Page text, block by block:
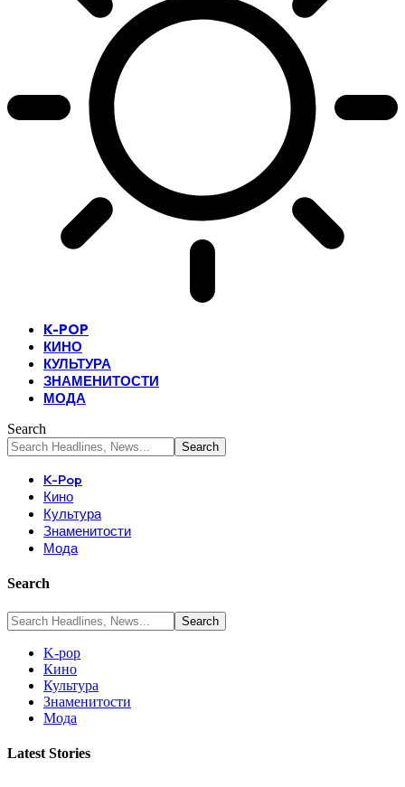
K-POP
КИНО
КУЛЬТУРА
ЗНАМЕНИТОСТИ
МОДА
Search
K-Pop
Кино
Культура
Знаменитости
Мода
Search
K-pop
Кино
Культура
Знаменитости
Мода
Latest Stories